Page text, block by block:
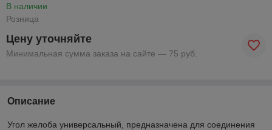
В наличии
Розница
Цену уточняйте
Минимальная сумма заказа на сайте — 75 руб.
Описание
Угол желоба универсальный, предназначена для соединения